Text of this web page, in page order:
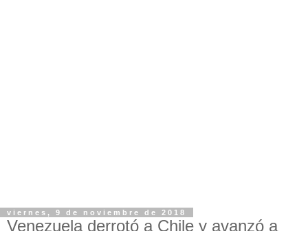
viernes, 9 de noviembre de 2018
Venezuela derrotó a Chile y avanzó a